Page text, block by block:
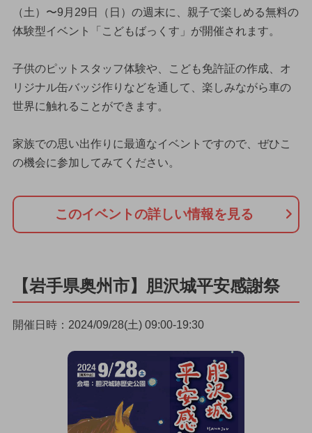
（土）〜9月29日（日）の週末に、親子で楽しめる無料の
体験型イベント「こどもばっくす」が開催されます。
子供のピットスタッフ体験や、こども免許証の作成、オ
リジナル缶バッジ作りなどを通して、楽しみながら車の
世界に触れることができます。
家族での思い出作りに最適なイベントですので、ぜひこ
の機会に参加してみてください。
このイベントの詳しい情報を見る
【岩手県奥州市】胆沢城平安感謝祭
開催日時：2024/09/28(土) 09:00-19:30